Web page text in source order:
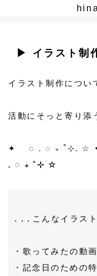
▶︎ イラスト制
イラスト制作につい
活動にそっと寄り添
✦ ◌ . ◌ ₊ ˚⊹. ☆
. ◌ ₊ ˚⊹ ☆
...こんなイラス
・歌ってみたの動
・記念日のための